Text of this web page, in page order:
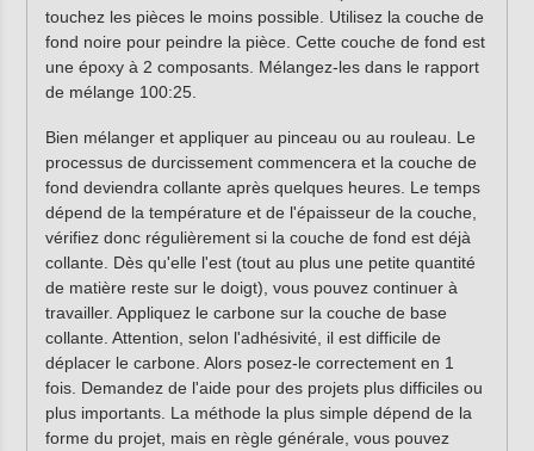
touchez les pièces le moins possible. Utilisez la couche de
fond noire pour peindre la pièce. Cette couche de fond est
une époxy à 2 composants. Mélangez-les dans le rapport
de mélange 100:25.
Bien mélanger et appliquer au pinceau ou au rouleau. Le
processus de durcissement commencera et la couche de
fond deviendra collante après quelques heures. Le temps
dépend de la température et de l'épaisseur de la couche,
vérifiez donc régulièrement si la couche de fond est déjà
collante. Dès qu'elle l'est (tout au plus une petite quantité
de matière reste sur le doigt), vous pouvez continuer à
travailler. Appliquez le carbone sur la couche de base
collante. Attention, selon l'adhésivité, il est difficile de
déplacer le carbone. Alors posez-le correctement en 1
fois. Demandez de l'aide pour des projets plus difficiles ou
plus importants. La méthode la plus simple dépend de la
forme du projet, mais en règle générale, vous pouvez